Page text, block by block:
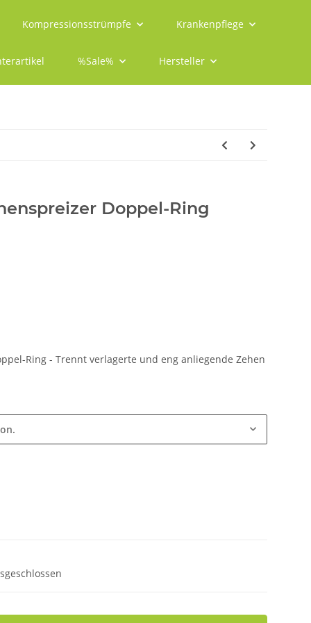
Kompressionsstrümpfe Krankenpflege
%Sale% Hersteller
Doppel-Ring
Ring - Trennt verlagerte und eng anliegende Zehen